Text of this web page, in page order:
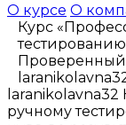
О курсе О
Курс
Проверенный
laranikolavna32
ручному